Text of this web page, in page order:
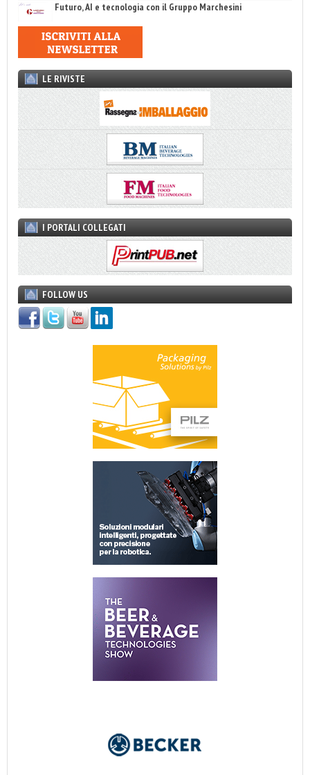
Futuro, AI e tecnologia con il Gruppo Marchesini
LE RIVISTE
I PORTALI COLLEGATI
FOLLOW US